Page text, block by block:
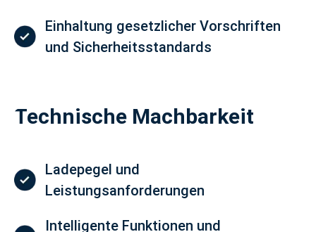
Einhaltung gesetzlicher Vorschriften
und Sicherheitsstandards
Technische Machbarkeit
Ladepegel und
Leistungsanforderungen
Intelligente Funktionen und